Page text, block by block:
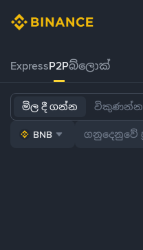
ExpressP2Pබ්ලොක්
මිල දී ගන්න විකුණන්න
BNB